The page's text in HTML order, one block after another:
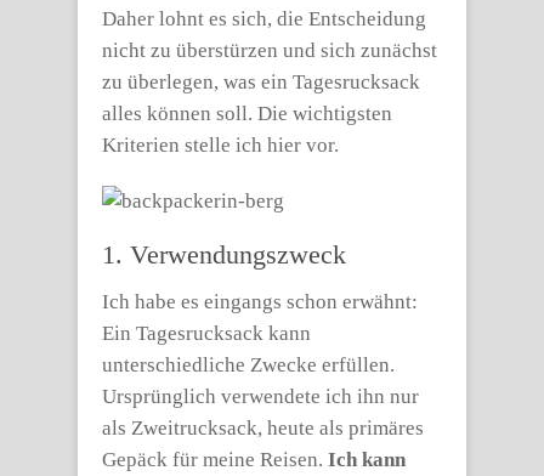
Daher lohnt es sich, die Entscheidung
nicht zu überstürzen und sich zunächst
zu überlegen, was ein Tagesrucksack
alles können soll. Die wichtigsten
Kriterien stelle ich hier vor.
1. Verwendungszweck
Ich habe es eingangs schon erwähnt:
Ein Tagesrucksack kann
unterschiedliche Zwecke erfüllen.
Ursprünglich verwendete ich ihn nur
als Zweitrucksack, heute als primäres
Gepäck für meine Reisen. Ich kann